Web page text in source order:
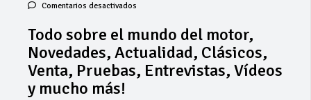
Comentarios desactivados
el
mundo
del
motor,
Todo sobre el mundo del motor,
Novedades, Actualidad, Clásicos,
Venta, Pruebas, Entrevistas, Vídeos
y mucho más!
Invercar
amplía su flota
de vehículos de